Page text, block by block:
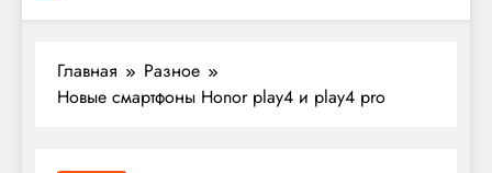
Главная
Разное
Новые смартфоны Honor play4 и play4 pro